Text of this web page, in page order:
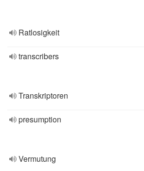
Ratlosigkeit
transcribers
Transkriptoren
presumption
Vermutung